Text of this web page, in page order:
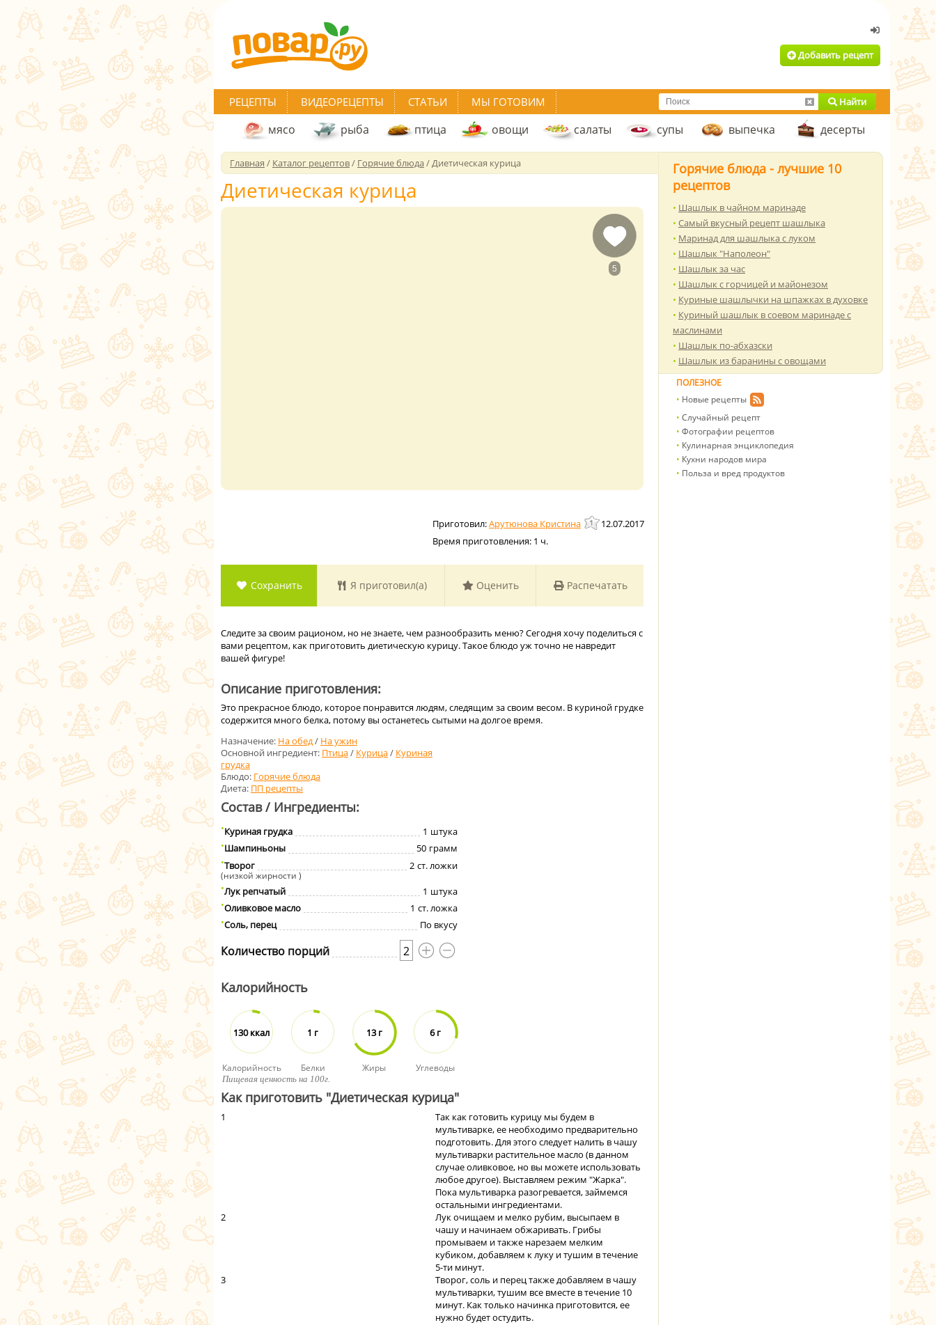
Добавить рецепт
РЕЦЕПТЫ ВИДЕОРЕЦЕПТЫ СТАТЬИ МЫ ГОТОВИМ Найти
мясо рыба птица овощи салаты супы выпечка десерты
Главная / Каталог рецептов/ Горячие блюда/Диетическая курица
Диетическая курица
5
Арутюнова Кристина
12.07.2017
Время приготовления: 1 ч.
Сохранить Я приготовил(а) Оценить Распечатать
Следите за своим рационом, но не знаете, чем разнообразить меню? Сегодня хочу поделиться с
вами рецептом, как приготовить диетическую курицу. Такое блюдо уж точно не навредит
вашей фигуре!
Описание приготовления:
Это прекрасное блюдо, которое понравится людям, следящим за своим весом. В куриной грудке
содержится много белка, потому вы останетесь сытыми на долгое время.
Назначение: На обед/ На ужин
Основной ингредиент: Птица/ Курица/ Куриная
грудка
Блюдо: Горячие блюда
Диета: ПП рецепты
Состав / Ингредиенты:
Куриная грудка 1 штука
Шампиньоны
50 грамм
Творог
2 ст. ложки
(низкой жирности )
Лук репчатый 1 штука
Оливковое масло
1 ст. ложка
Соль, перец
По вкусу
Количество порций 2
Калорийность
130 ккал
Калорийность
1 г
Белки
13 г
Жиры
6 г
Углеводы
Пищевая ценность на 100г.
Как приготовить "Диетическая курица"
1
Так как готовить курицу мы будем в
мультиварке, ее необходимо предварительно
подготовить. Для этого следует налить в чашу
мультиварки растительное масло (в данном
случае оливковое, но вы можете использовать
любое другое). Выставляем режим "Жарка".
Пока мультиварка разогревается, займемся
остальными ингредиентами.
2
Лук очищаем и мелко рубим, высыпаем в
чашу и начинаем обжаривать. Грибы
промываем и также нарезаем мелким
кубиком, добавляем к луку и тушим в течение
5-ти минут.
3
Творог, соль и перец также добавляем в чашу
мультиварки, тушим все вместе в течение 10
минут. Как только начинка приготовится, ее
нужно будет остудить.
Горячие блюда - лучшие 10
рецептов
Шашлык в чайном маринаде
Самый вкусный рецепт шашлыка
Маринад для шашлыка с луком
Шашлык "Наполеон"
Шашлык за час
Шашлык с горчицей и майонезом
Куриные шашлычки на шпажках в духовке
Куриный шашлык в соевом маринаде с
маслинами
Шашлык по-абхазски
Шашлык из баранины с овощами
ПОЛЕЗНОЕ
Новые рецепты
Случайный рецепт
Фотографии рецептов
Кулинарная энциклопедия
Кухни народов мира
Польза и вред продуктов